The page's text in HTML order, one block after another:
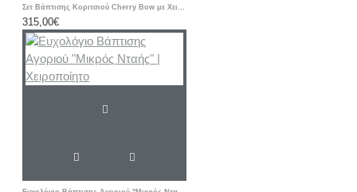
Σετ Βάπτισης Κοριτσιού Cherry Bow με Χειροποίητη Ζωγραφισμένη Βαλίτσα Τρόλεϊ
315,00€